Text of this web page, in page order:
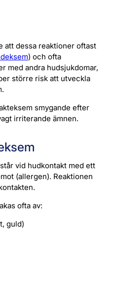
att dessa reaktioner oftast
) och ofta
med andra hudsjukdomar,
större risk att utveckla
smygande efter
irriterande ämnen.
vid hudkontakt med ett
(allergen). Reaktionen
ofta av:
guld)